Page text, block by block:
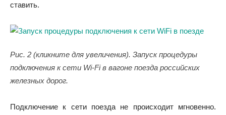
ставить.
Рис. 2 (кликните для увеличения). Запуск процедуры
подключения к сети Wi-Fi в вагоне поезда российских
железных дорог.
Подключение к сети поезда не происходит мгновенно.